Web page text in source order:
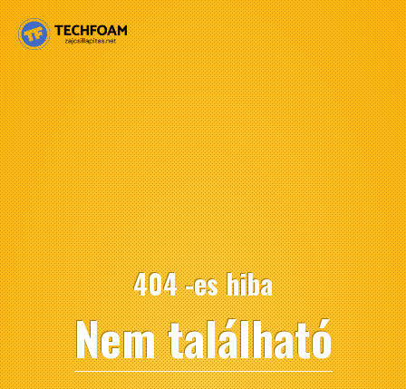
404 -es hiba
Nem található